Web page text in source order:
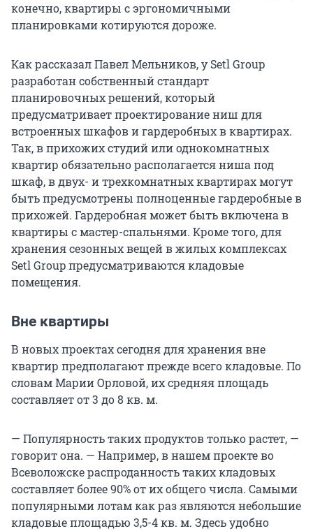
конечно, квартиры с эргономичными
планировками котируются дороже.
Как рассказал Павел Мельников, у Setl Group
разработан собственный стандарт
планировочных решений, который
предусматривает проектирование ниш для
встроенных шкафов и гардеробных в квартирах.
Так, в прихожих студий или однокомнатных
квартир обязательно располагается ниша под
шкаф, в двух- и трехкомнатных квартирах могут
быть предусмотрены полноценные гардеробные в
прихожей. Гардеробная может быть включена в
квартиры с мастер-спальнями. Кроме того, для
хранения сезонных вещей в жилых комплексах
Setl Group предусматриваются кладовые
помещения.
Вне квартиры
В новых проектах сегодня для хранения вне
квартир предполагают прежде всего кладовые. По
словам Марии Орловой, их средняя площадь
составляет от 3 до8 кв. м.
— Популярность таких продуктов только растет, —
говорит она. — Например, в нашем проекте во
Всеволожске распроданность таких кладовых
составляет более 90% от их общего числа. Самыми
популярными лотам как раз являются небольшие
кладовые площадью 3,5-4 кв. м. Здесь удобно